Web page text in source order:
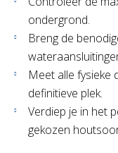
ondergrond.
Breng de
Meet alle fysieke
definitieve plek.
Verdiep je in het
gekozen